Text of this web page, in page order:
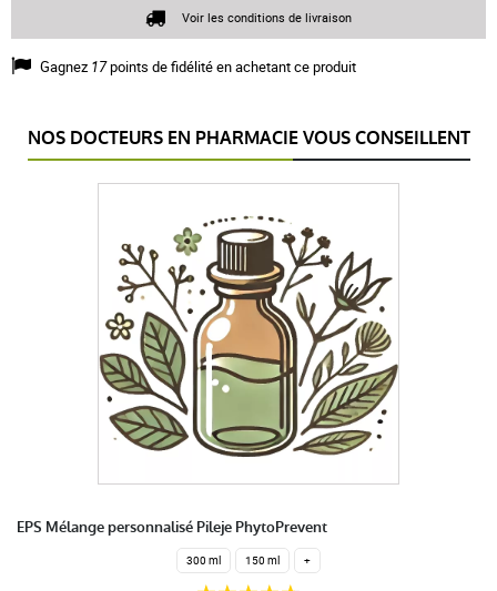
Gagnez 17points de fidélité en achetant ce produit
Voir les conditions de livraison
NOS DOCTEURS EN PHARMACIE VOUS CONSEILLENT
EPS Mélange personnalisé Pileje PhytoPrevent
300 ml 150 ml +